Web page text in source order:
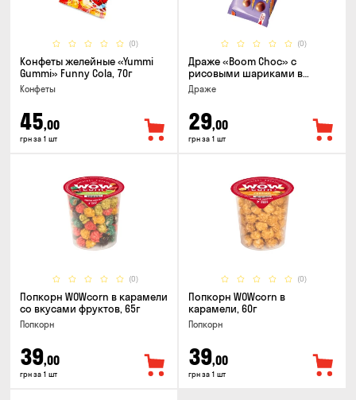
(0)
Конфеты желейные «Yummi
Gummi» Funny Cola, 70г
Конфеты
45,00
грн за 1 шт
(0)
Драже «Boom Choc» с
рисовыми шариками в
молочном шоколаде, 30г
Драже
29,00
грн за 1 шт
(0)
Попкорн WOWcorn в карамели
со вкусами фруктов, 65г
Попкорн
39,00
грн за 1 шт
(0)
Попкорн WOWcorn в
карамели, 60г
Попкорн
39,00
грн за 1 шт